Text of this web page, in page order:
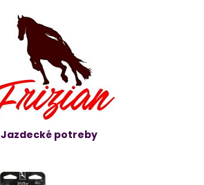
Jazdecké potreby